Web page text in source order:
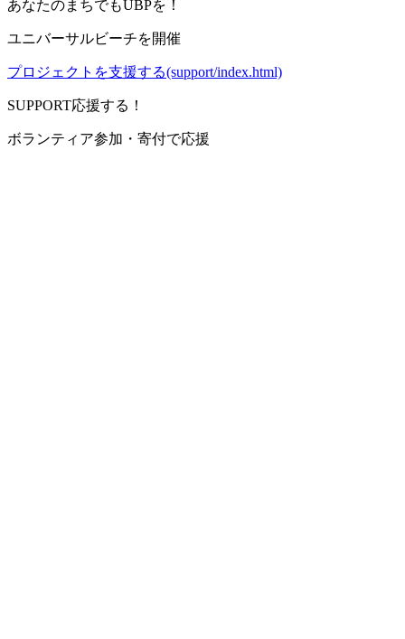
あなたのまちでもUBPを！
ユニバーサルビーチを開催
プロジェクトを支援する(support/index.html)
SUPPORT応援する！
ボランティア参加・寄付で応援